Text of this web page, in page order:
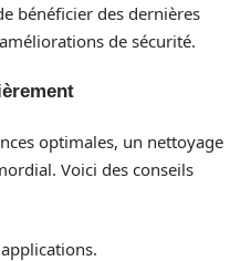
bénéficier des dernières
de sécurité.
optimales, un nettoyage
Voici des conseils